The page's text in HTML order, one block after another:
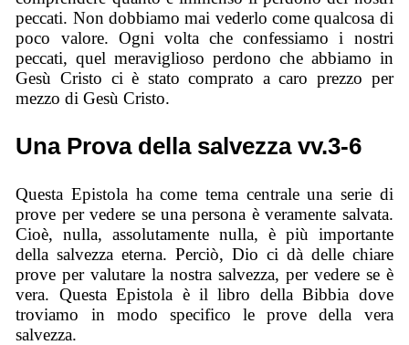
peccati. Non dobbiamo mai vederlo come qualcosa di
poco valore. Ogni volta che confessiamo i nostri
peccati, quel meraviglioso perdono che abbiamo in
Gesù Cristo ci è stato comprato a caro prezzo per
mezzo di Gesù Cristo.
Una Prova della salvezza vv.3-6
Questa Epistola ha come tema centrale una serie di
prove per vedere se una persona è veramente salvata.
Cioè, nulla, assolutamente nulla, è più importante
della salvezza eterna. Perciò, Dio ci dà delle chiare
prove per valutare la nostra salvezza, per vedere se è
vera. Questa Epistola è il libro della Bibbia dove
troviamo in modo specifico le prove della vera
salvezza.